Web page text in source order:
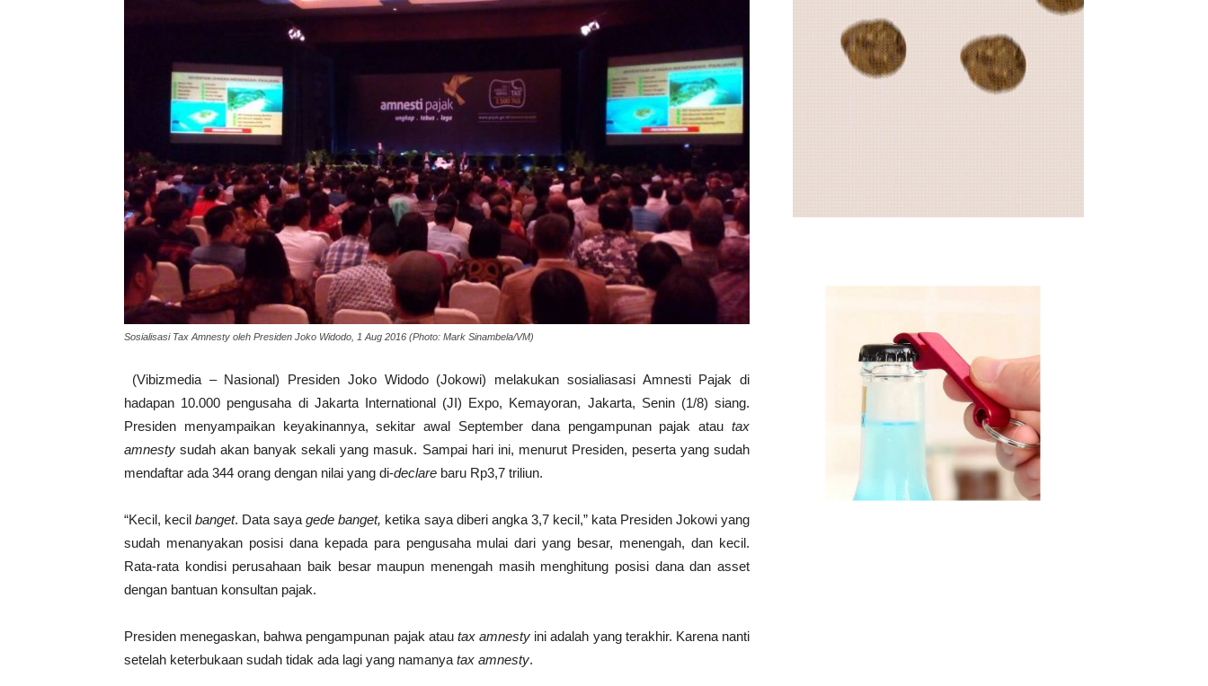
Sosialisasi Tax Amnesty oleh Presiden Joko Widodo, 1 Aug 2016 (Photo: Mark Sinambela/VM)
(Vibizmedia – Nasional) Presiden Joko Widodo (Jokowi) melakukan sosialiasasi Amnesti Pajak di
hadapan 10.000 pengusaha di Jakarta International (JI) Expo, Kemayoran, Jakarta, Senin (1/8) siang.
Presiden menyampaikan keyakinannya, sekitar awal September dana pengampunan pajak atau tax
amnesty sudah akan banyak sekali yang masuk. Sampai hari ini, menurut Presiden, peserta yang sudah
mendaftar ada 344 orang dengan nilai yang di-declare baru Rp3,7 triliun.
“Kecil, kecilbanget. Data sayagede banget, ketika saya diberi angka 3,7 kecil,” kata Presiden Jokowi yang
sudah menanyakan posisi dana kepada para pengusaha mulai dari yang besar, menengah, dan kecil.
Rata-rata kondisi perusahaan baik besar maupun menengah masih menghitung posisi dana dan asset
dengan bantuan konsultan pajak.
Presiden menegaskan, bahwa pengampunan pajak atau tax amnesty ini adalah yang terakhir. Karena nanti
setelah keterbukaan sudah tidak ada lagi yang namanya tax amnesty.